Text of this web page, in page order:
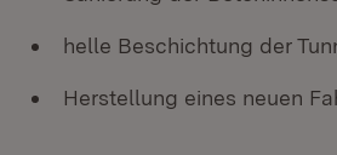
helle Beschichtung der
Herstellung eines neuen